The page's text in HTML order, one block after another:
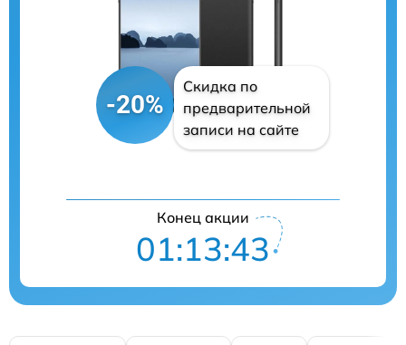
-20%
Скидка по
предварительной
записи на сайте
Конец акции
01:13:42